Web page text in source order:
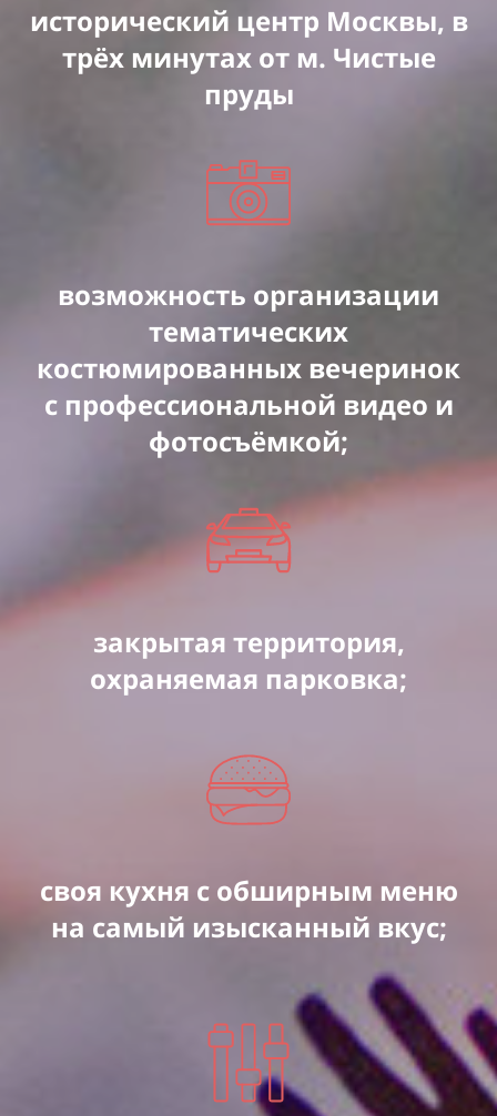
исторический центр Москвы, в
трёх минутах от м. Чистые
пруды
возможность организации
тематических
костюмированных вечеринок
с профессиональной видео и
фотосъёмкой;
закрытая территория,
охраняемая парковка;
своя кухня с обширным меню
на самый изысканный вкус;